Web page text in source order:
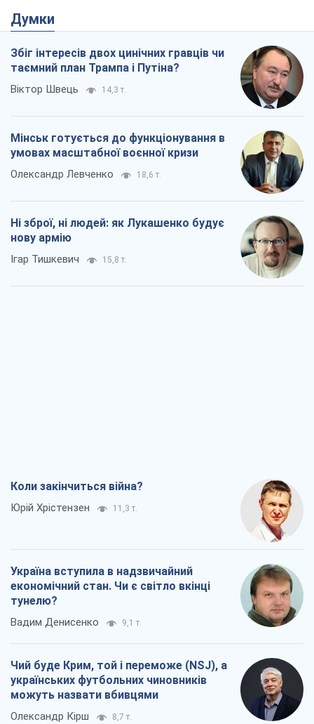
Думки
Збіг інтересів двох цинічних гравців чи
таємний план Трампа і Путіна?
Віктор Швець 14,3 т.
Мінськ готується до функціонування в
умовах масштабної воєнної кризи
Олександр Левченко 18,6 т.
Ні зброї, ні людей: як Лукашенко будує
нову армію
Ігар Тишкевич 15,8 т.
Коли закінчиться війна?
Юрій Хрістензен 11,3 т.
Україна вступила в надзвичайний
економічний стан. Чи є світло вкінці
тунелю?
Вадим Денисенко 9,1 т.
Чий буде Крим, той і переможе (NSJ), а
українських футбольних чиновників
можуть назвати вбивцями
Олександр Кірш 8,7 т.